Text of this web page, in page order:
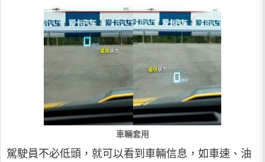
車輛套用
駕駛員不必低頭，就可以看到車輛信息，如車速、油